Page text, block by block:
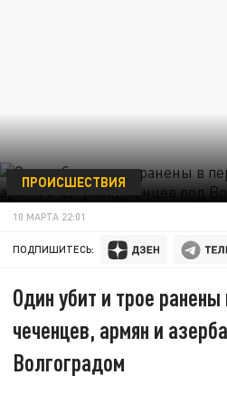
ПРОИСШЕСТВИЯ
10 МАРТА 22:01
ПОДПИШИТЕСЬ:
Один убит и трое
чеченцев, армян и
Волгоградом